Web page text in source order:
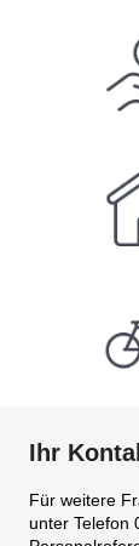
Ihr
Für weitere
unter Telefon